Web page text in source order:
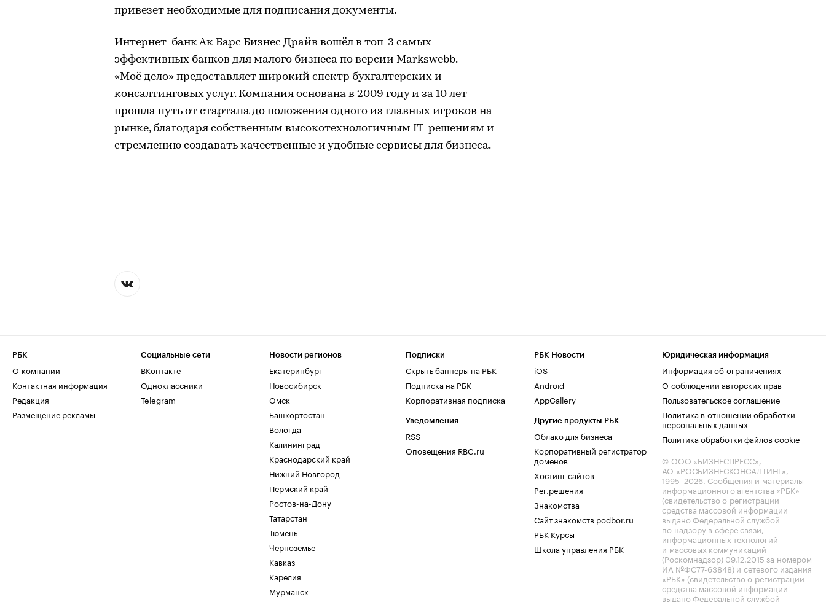
привезет необходимые для подписания документы.
Интернет-банк Ак Барс Бизнес Драйв вошёл в топ-3 самых
эффективных банков для малого бизнеса по версии Markswebb.
«Моё дело» предоставляет широкий спектр бухгалтерских и
консалтинговых услуг. Компания основана в 2009 году и за 10 лет
прошла путь от стартапа до положения одного из главных игроков на
рынке, благодаря собственным высокотехнологичным IT-решениям и
стремлению создавать качественные и удобные сервисы для бизнеса.
РБК
О компании
Контактная информация
Редакция
Размещение рекламы
Социальные сети
ВКонтакте
Одноклассники
Telegram
Новости регионов
Екатеринбург
Новосибирск
Омск
Башкортостан
Вологда
Калининград
Краснодарский край
Нижний Новгород
Пермский край
Ростов-на-Дону
Татарстан
Тюмень
Черноземье
Кавказ
Карелия
Мурманск
Подписки
Скрыть баннеры на РБК
Подписка на РБК
Корпоративная подписка
Уведомления
RSS
Оповещения RBC.ru
РБК Новости
iOS
Android
AppGallery
Другие продукты РБК
Облако для бизнеса
Корпоративный регистратор
доменов
Хостинг сайтов
Рег.решения
Знакомства
Сайт знакомств podbor.ru
РБК Курсы
Школа управления РБК
Юридическая информация
Информация об ограничениях
О соблюдении авторских прав
Пользовательское соглашение
Политика в отношении обработки
персональных данных
Политика обработки файлов cookie
© ООО «БИЗНЕСПРЕСС»,
АО «РОСБИЗНЕСКОНСАЛТИНГ»,
1995–2026. Сообщения и материалы
информационного агентства «РБК»
(свидетельство о регистрации
средства массовой информации
выдано Федеральной службой
по надзору в сфере связи,
информационных технологий
и массовых коммуникаций
(Роскомнадзор) 09.12.2015 за номером
ИА №ФС77-63848) и сетевого издания
«РБК» (свидетельство о регистрации
средства массовой информации
выдано Федеральной службой